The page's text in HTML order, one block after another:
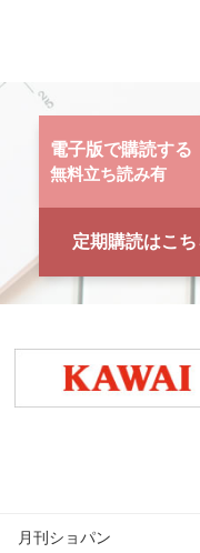
電子版で購読する
無料立ち読み有
定期購読はこち
月刊ショパン